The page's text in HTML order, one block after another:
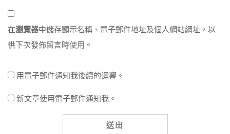
在瀏覽器中儲存顯示名稱、電子郵件地址及個人網站網址，以
供下次發佈留言時使用。
用電子郵件通知我後續的迴響。
新文章使用電子郵件通知我。